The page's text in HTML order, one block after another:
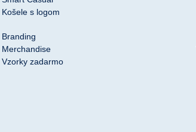
Košele s logom
Branding
Merchandise
Vzorky zadarmo